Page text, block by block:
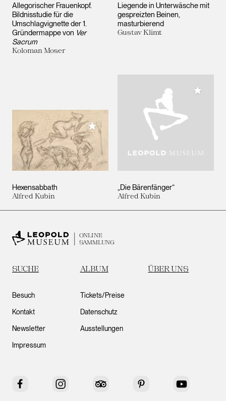
Allegorischer Frauenkopf.
Bildnisstudie für die
Umschlagvignette der 1.
Gründermappe von Ver
Sacrum
Koloman Moser
Liegende in Unterwäsche mit
gespreizten Beinen,
masturbierend
Gustav Klimt
Hexensabbath
Alfred Kubin
Meiner Sammlung hinzufügen
„Die Bärenfänger“
Alfred Kubin
Meiner
ONLINE
SAMMLUNG
SUCHE ALBUM ÜBER UNS
Besuch
Kontakt
Newsletter
Impressum
Tickets/Preise
Datenschutz
Ausstellungen
Facebook Instagram Tripadvisor Pinterest YouTube